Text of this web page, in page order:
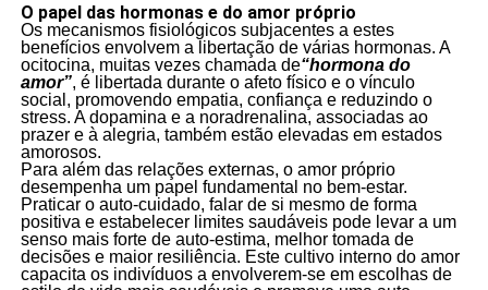
O papel das hormonas e do amor próprio
Os mecanismos fisiológicos subjacentes a estes
benefícios envolvem a libertação de várias hormonas. A
ocitocina, muitas vezes chamada de“hormona do
amor”, é libertada durante o afeto físico e o vínculo
social, promovendo empatia, confiança e reduzindo o
stress. A dopamina e a noradrenalina, associadas ao
prazer e à alegria, também estão elevadas em estados
amorosos.
Para além das relações externas, o amor próprio
desempenha um papel fundamental no bem-estar.
Praticar o auto-cuidado, falar de si mesmo de forma
positiva e estabelecer limites saudáveis pode levar a um
senso mais forte de auto-estima, melhor tomada de
decisões e maior resiliência. Este cultivo interno do amor
capacita os indivíduos a envolverem-se em escolhas de